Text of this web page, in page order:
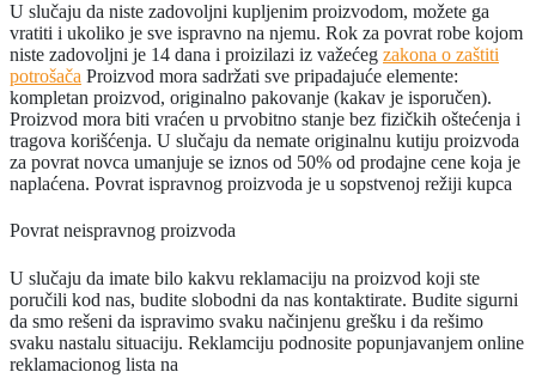
U slučaju da niste zadovoljni kupljenim proizvodom, možete ga
vratiti i ukoliko je sve ispravno na njemu. Rok za povrat robe kojom
niste zadovoljni je 14 dana i proizilazi iz važećeg zakona o zaštiti
potrošača Proizvod mora sadržati sve pripadajuće elemente:
kompletan proizvod, originalno pakovanje (kakav je isporučen).
Proizvod mora biti vraćen u prvobitno stanje bez fizičkih oštećenja i
tragova korišćenja. U slučaju da nemate originalnu kutiju proizvoda
za povrat novca umanjuje se iznos od 50% od prodajne cene koja je
naplaćena. Povrat ispravnog proizvoda je u sopstvenoj režiji kupca
Povrat neispravnog proizvoda
U slučaju da imate bilo kakvu reklamaciju na proizvod koji ste
poručili kod nas, budite slobodni da nas kontaktirate. Budite sigurni
da smo rešeni da ispravimo svaku načinjenu grešku i da rešimo
svaku nastalu situaciju. Reklamciju podnosite popunjavanjem online
reklamacionog lista na